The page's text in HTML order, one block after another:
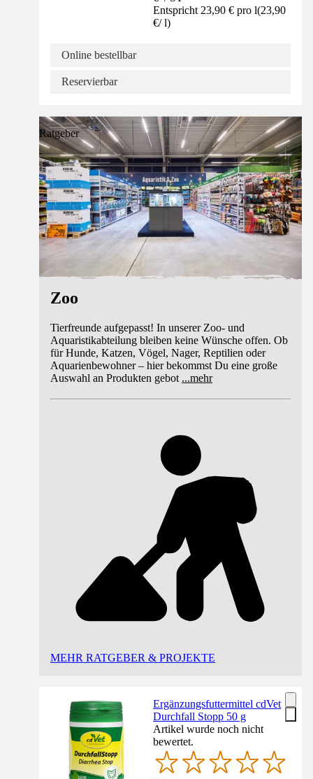
Entspricht 23,90 € pro l(23,90
€/ l)
Online bestellbar
Reservierbar
Ratgeber
Zoo
Tierfreunde aufgepasst! In unserer Zoo- und
Aquaristikabteilung bleiben keine Wünsche offen. Ob
für Hunde, Katzen, Vögel, Nager, Reptilien oder
Aquarienbewohner – hier bekommst Du eine große
Auswahl an Produkten gebot ...mehr
MEHR RATGEBER & PROJEKTE
Ergänzungsfuttermittel cdVet
Durchfall Stopp 50 g
Artikel wurde noch nicht
bewertet.